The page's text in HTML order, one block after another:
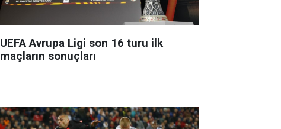
UEFA Avrupa Ligi son 16 turu ilk
maçların sonuçları